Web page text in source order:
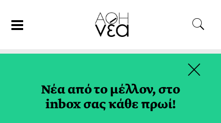
ΓΑΣΤΡΟΝΟΜΙΑ
Σαλάτα “Λίγο Απ’ Όλα”!
Νέα από το μέλλον, στο
inbox σας κάθε πρωί!
×